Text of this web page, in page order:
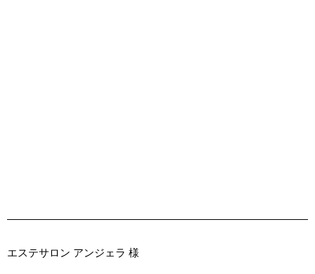
エステサロン アンジェラ 様